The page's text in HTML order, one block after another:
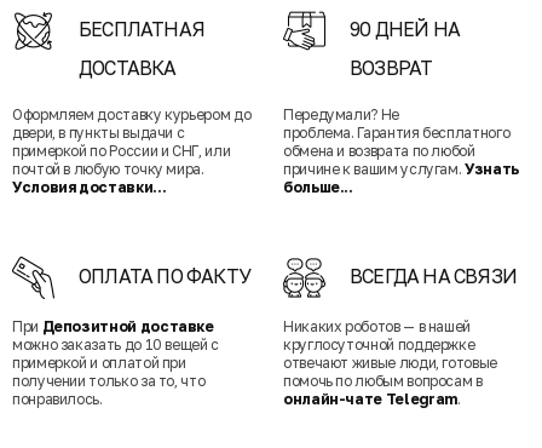
БЕСПЛАТНАЯ
ДОСТАВКА
Оформляем доставку курьером до
двери, в пункты выдачи с
примеркой по России и СНГ, или
почтой в любую точку мира.
Условия доставки...
90 ДНЕЙ НА
ВОЗВРАТ
Передумали? Не
проблема. Гарантия бесплатного
обмена и возврата по любой
причине к вашим услугам. Узнать
больше...
ОПЛАТА ПО ФАКТУ
При Депозитной доставке
можно заказать до 10 вещей с
примеркой и оплатой при
получении только за то, что
понравилось.
ВСЕГДА НА СВЯЗИ
Никаких роботов — в нашей
круглосуточной поддержке
отвечают живые люди, готовые
помочь по любым вопросам в
онлайн-чате Telegram.